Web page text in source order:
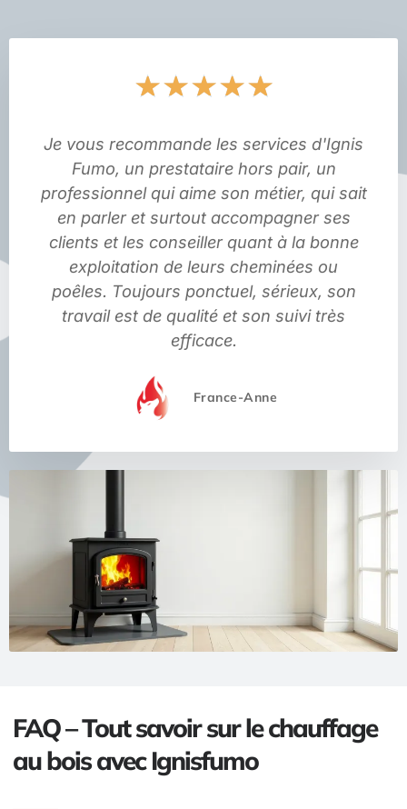
★★★★★
5
Je vous recommande les services d'Ignis
Fumo, un prestataire hors pair, un
professionnel qui aime son métier, qui sait
en parler et surtout accompagner ses
clients et les conseiller quant à la bonne
exploitation de leurs cheminées ou
poêles. Toujours ponctuel, sérieux, son
travail est de qualité et son suivi très
efficace.
France-Anne
FAQ – Tout savoir sur le chauffage
au bois avec Ignisfumo